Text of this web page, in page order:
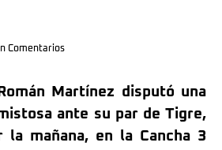
Comentarios
Martínez disputó una
ante su par de Tigre,
la mañana, en la Cancha 3